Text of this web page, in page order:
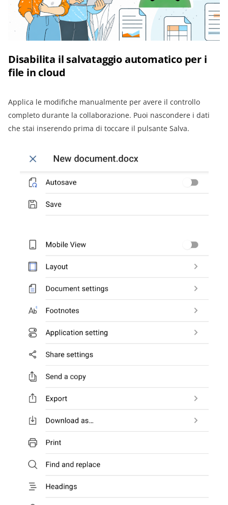
Disabilita il salvataggio automatico per i
file in cloud
Applica le modifiche manualmente per avere il controllo
completo durante la collaborazione. Puoi nascondere i dati
che stai inserendo prima di toccare il pulsante Salva.